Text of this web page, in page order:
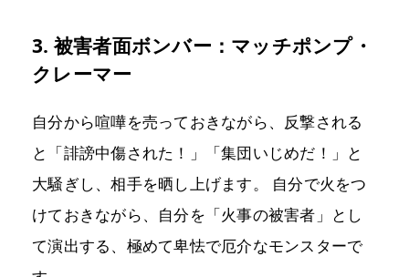
3. 被害者面ボンバー：マッチポンプ・
クレーマー
自分から喧嘩を売っておきながら、反撃される
と「誹謗中傷された！」「集団いじめだ！」と
大騒ぎし、相手を晒し上げます。 自分で火をつ
けておきながら、自分を「火事の被害者」とし
て演出する、極めて卑怯で厄介なモンスターで